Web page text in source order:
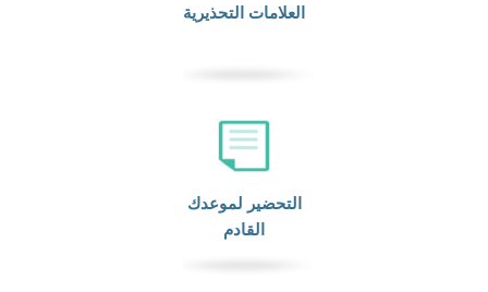
العلامات التحذيرية
التحضير لموعدك
القادم